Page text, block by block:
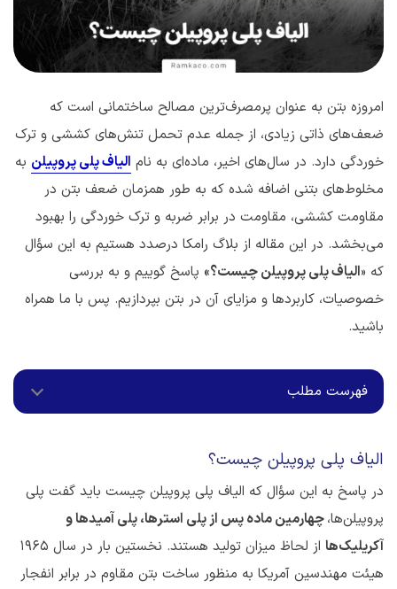
امروزه بتن به عنوان پرمصرف‌ترین مصالح ساختمانی است که
ضعف‌های ذاتی زیادی، از جمله عدم تحمل تنش‌های کششی و ترک
خوردگی دارد. در سال‌های اخیر، ماده‌‌ای به نام الیاف پلی پروپیلن به
مخلوط‌های بتنی اضافه شده که به طور همزمان ضعف بتن در
مقاومت کششی، مقاومت در برابر ضربه و ترک خوردگی را بهبود
می‌بخشد. در این مقاله از بلاگ رامکا درصدد هستیم به این سؤال
که «الیاف پلی پروپیلن چیست؟» پاسخ گوییم و به بررسی
خصوصیات، کاربردها و مزایای آن در بتن بپردازیم. پس با ما همراه
باشید.
فهرست مطلب
الیاف پلی پروپیلن چیست؟
در پاسخ به این سؤال که الیاف پلی پروپیلن چیست باید گفت پلی
پروپیلن‌ها،چهارمین ماده پس از پلی استرها، پلی آمیدها و
آکریلیک‌ها
از لحاظ میزان تولید هستند. نخستین بار در سال 1965
هیئت مهندسین آمریکا به منظور ساخت بتن مقاوم در برابر انفجار